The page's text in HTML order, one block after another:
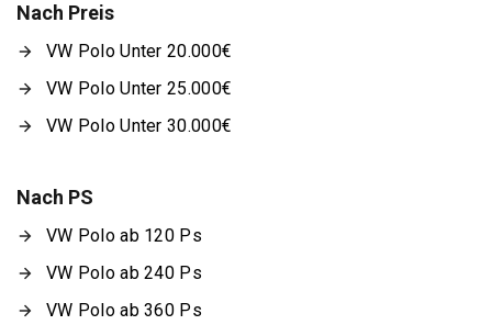
Nach Preis
VW Polo Unter 20.000€
VW Polo Unter 25.000€
VW Polo Unter 30.000€
Nach PS
VW Polo ab 120 Ps
VW Polo ab 240 Ps
VW Polo ab 360 Ps